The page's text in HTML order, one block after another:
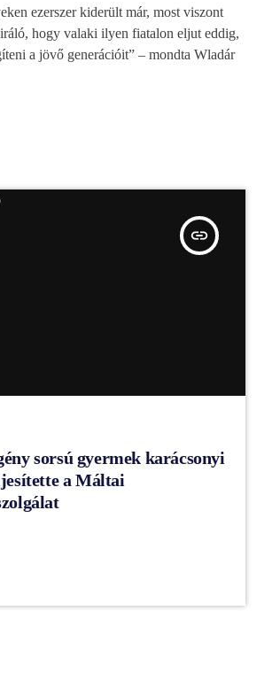
ezerszer kiderült már, most viszont
hogy valaki ilyen fiatalon eljut eddig,
a jövő generációit” – mondta Wladár
insert_link
sorsú gyermek karácsonyi
a Máltai